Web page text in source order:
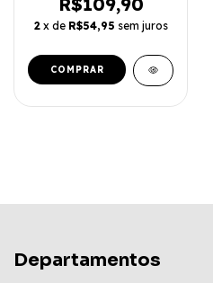
2 x de R$54,95 sem juros
COMPRAR
Departamentos